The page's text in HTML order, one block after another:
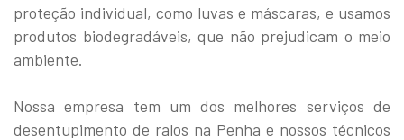
proteção individual, como luvas e máscaras, e usamos
produtos biodegradáveis, que não prejudicam o meio
ambiente.
Nossa empresa tem um dos melhores serviços de
desentupimento de ralos na Penha e nossos técnicos